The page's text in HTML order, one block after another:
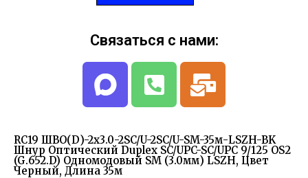
RC19 ШВО(d)-2х3.0-2SC/U-2SC/U-SM-35м-LSZH-BK
Шнур Оптический Duplex SC/UPC-SC/UPC 9/125 OS2
(G.652.D) Одномодовый SM (3.0мм) LSZH, Цвет
Черный, Длина 35м
Связаться с нами: